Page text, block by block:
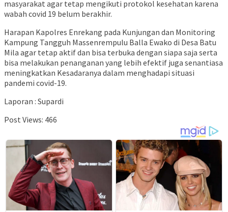
masyarakat agar tetap mengikuti protokol kesehatan karena
wabah covid 19 belum berakhir.
Harapan Kapolres Enrekang pada Kunjungan dan Monitoring
Kampung Tangguh Massenrempulu Balla Ewako di Desa Batu
Mila agar tetap aktif dan bisa terbuka dengan siapa saja serta
bisa melakukan penanganan yang lebih efektif juga senantiasa
meningkatkan Kesadaranya dalam menghadapi situasi
pandemi covid-19.
Laporan : Supardi
Post Views: 466